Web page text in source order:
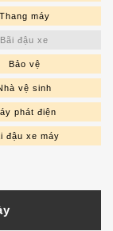
Thang máy
Bãi đậu xe
Bảo vệ
vệ sinh
phát điện
đậu xe máy